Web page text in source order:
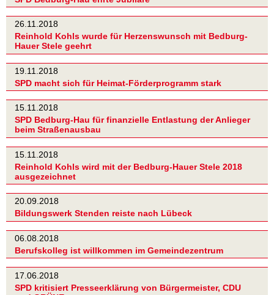
26.11.2018
Reinhold Kohls wurde für Herzenswunsch mit Bedburg-
Hauer Stele geehrt
19.11.2018
SPD macht sich für Heimat-Förderprogramm stark
15.11.2018
SPD Bedburg-Hau für finanzielle Entlastung der Anlieger
beim Straßenausbau
15.11.2018
Reinhold Kohls wird mit der Bedburg-Hauer Stele 2018
ausgezeichnet
20.09.2018
Bildungswerk Stenden reiste nach Lübeck
06.08.2018
Berufskolleg ist willkommen im Gemeindezentrum
17.06.2018
SPD kritisiert Presseerklärung von Bürgermeister, CDU